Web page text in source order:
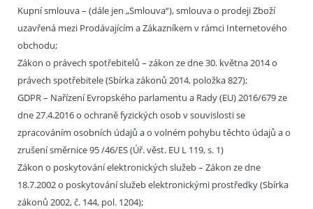
Kupní smlouva – (dále jen „Smlouva“), smlouva o prodeji Zboží
uzavřená mezi Prodávajícím a Zákazníkem v rámci Internetového
obchodu;
Zákon o právech spotřebitelů – zákon ze dne 30. května 2014 o
právech spotřebitele (Sbírka zákonů 2014, položka 827);
GDPR – Nařízení Evropského parlamentu a Rady (EU) 2016/679 ze
dne 27.4.2016 o ochraně fyzických osob v souvislosti se
zpracováním osobních údajů a o volném pohybu těchto údajů a o
zrušení směrnice 95 /46/ES (Úř. věst. EU L 119, s. 1)
Zákon o poskytování elektronických služeb – Zákon ze dne
18.7.2002 o poskytování služeb elektronickými prostředky (Sbírka
zákonů 2002, č. 144, pol. 1204);